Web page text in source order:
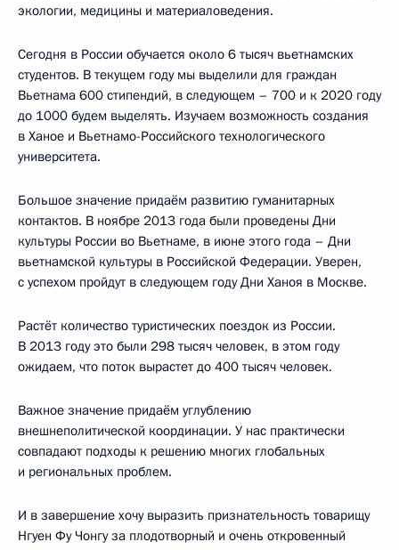
экологии, медицины и материаловедения.
Сегодня в России обучается около 6 тысяч вьетнамских
студентов. В текущем году мы выделили для граждан
Вьетнама 600 стипендий, в следующем – 700 и к 2020 году
до 1000 будем выделять. Изучаем возможность создания
в Ханое и Вьетнамо-Российского технологического
университета.
Большое значение придаём развитию гуманитарных
контактов. В ноябре 2013 года были проведены Дни
культуры России во Вьетнаме, в июне этого года – Дни
вьетнамской культуры в Российской Федерации. Уверен,
с успехом пройдут в следующем году Дни Ханоя в Москве.
Растёт количество туристических поездок из России.
В 2013 году это были 298 тысяч человек, в этом году
ожидаем, что поток вырастет до 400 тысяч человек.
Важное значение придаём углублению
внешнеполитической координации. У нас практически
совпадают подходы к решению многих глобальных
и региональных проблем.
И в завершение хочу выразить признательность товарищу
Нгуен Фу Чонгу за плодотворный и очень откровенный